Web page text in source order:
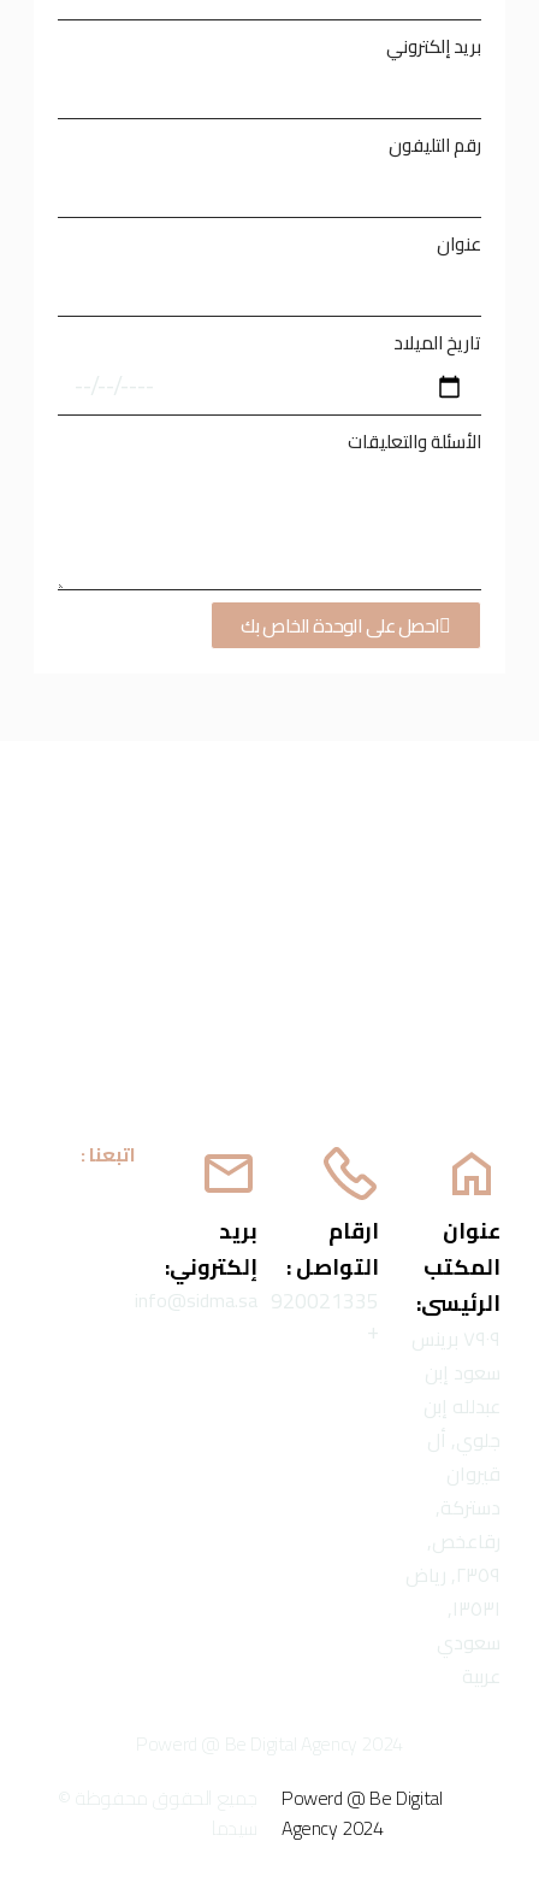
بريد إلكتروني
رقم التليفون
عنوان
تاريخ الميلاد
الأسئلة والتعليقات
احصل على الوحدة الخاص بك
عنوان
المكتب
الرئيسى:
٧٩٠٩ برينس
سعود إبن
عبدلله إبن
جلوي, أل
قيروان
دستركة,
رقاعخص,
٢٣٥٩, رياض
١٣٥٣١,
سعودي
عربية
ارقام
التواصل :
920021335
+
بريد
إلكتروني:
info@sidma.sa
اتبعنا :
Powerd @ Be Digital Agency 2024
جميع الحقوق محفوظة ©
سيدما
Powerd @ Be Digital
Agency 2024